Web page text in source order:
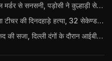
Jharkhand News:बोकरो में ट्रिपल मर्डर से सनसनी, पड़ोसी ने कुल्हाड़ी से पति-पत्नी और बहु की हत्या की
Haryana News: फरीदाबाद में महिला टीचर की दिनदहाड़े हत्या, 32 सेकेण्ड में 34 बार किया वार
ताहिर हुसैन समेस 5 लोगों को मिली उम्रकैद की सजा, दिल्ली दंगों के दौरान आईबी अधिकारी का किया था कत्ल